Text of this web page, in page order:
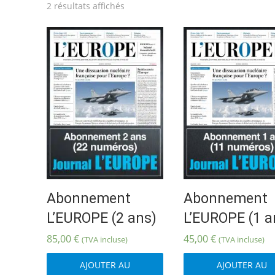
2 résultats affichésTrié
plus
récent
au
plus
ancien
Abonnement
L’EUROPE (2 ans)
85,00€ (TVA incluse)
AJOUTER AU
Abonnement
L’EUROPE (1
45,00€ (TVA incluse)
AJOUTER AU